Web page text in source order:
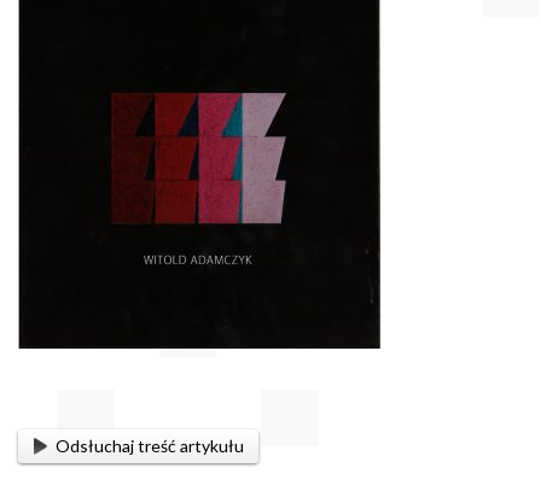
Odsłuchaj treść artykułu